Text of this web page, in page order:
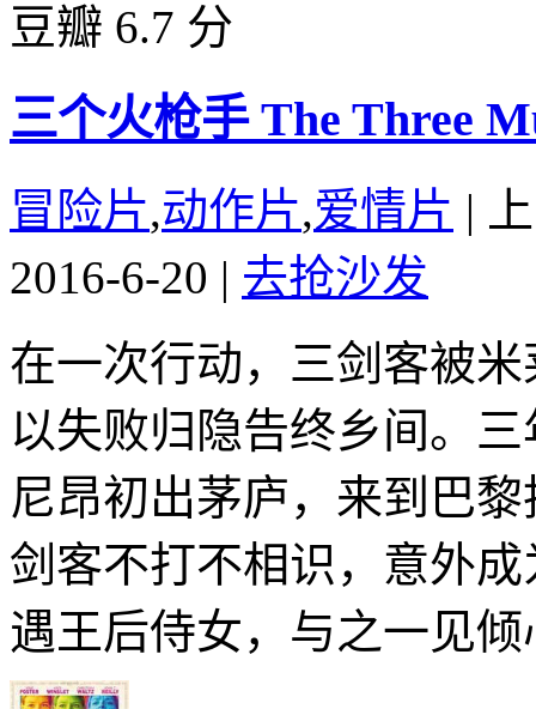
豆瓣 6.7 分
三个火枪手 The Three
冒险片,动作片,爱情片 |
2016-6-20 | 去抢沙发
在一次行动，三剑客被
以失败归隐告终乡间。
尼昂初出茅庐，来到巴
剑客不打不相识，意外
遇王后侍女，与之一见